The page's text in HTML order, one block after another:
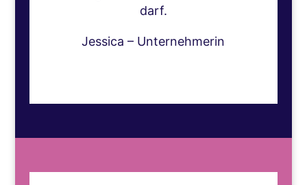
darf.
Jessica – Unternehmerin